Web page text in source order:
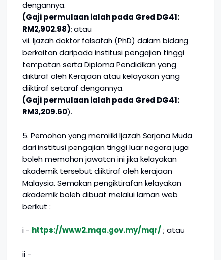
dengannya.
(Gaji permulaan ialah pada Gred DG41:
RM2,902.98); atau
vii. Ijazah doktor falsafah (PhD) dalam bidang
berkaitan daripada institusi pengajian tinggi
tempatan serta Diploma Pendidikan yang
diiktiraf oleh Kerajaan atau kelayakan yang
diiktiraf setaraf dengannya.
(Gaji permulaan ialah pada Gred DG41:
RM3,209.60).
5. Pemohon yang memiliki Ijazah Sarjana Muda
dari institusi pengajian tinggi luar negara juga
boleh memohon jawatan ini jika kelayakan
akademik tersebut diiktiraf oleh kerajaan
Malaysia. Semakan pengiktirafan kelayakan
akademik boleh dibuat melalui laman web
berikut :
i - https://www2.mqa.gov.my/mqr/ ; atau
ii -